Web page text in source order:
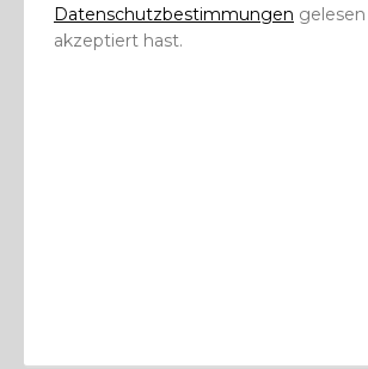
Datenschutzbestimmungen
akzeptiert hast.